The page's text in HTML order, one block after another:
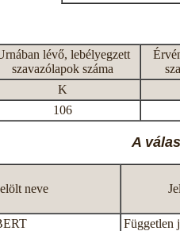
lévő, lebélyegzett
szavazólapok száma
K
106
A
neve
Független